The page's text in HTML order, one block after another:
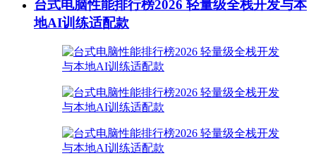
台式电脑性能排行榜2026 轻量级全栈开发与本
地AI训练适配款